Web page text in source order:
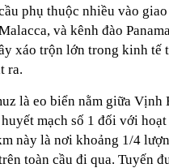
phụ thuộc nhiều vào
và kênh đào
xáo trộn lớn trong kinh tế
ra.
là eo biển nằm giữa Vịnh
mạch số 1 đối với
này là nơi khoảng 1/4
toàn cầu đi qua. Tuyến